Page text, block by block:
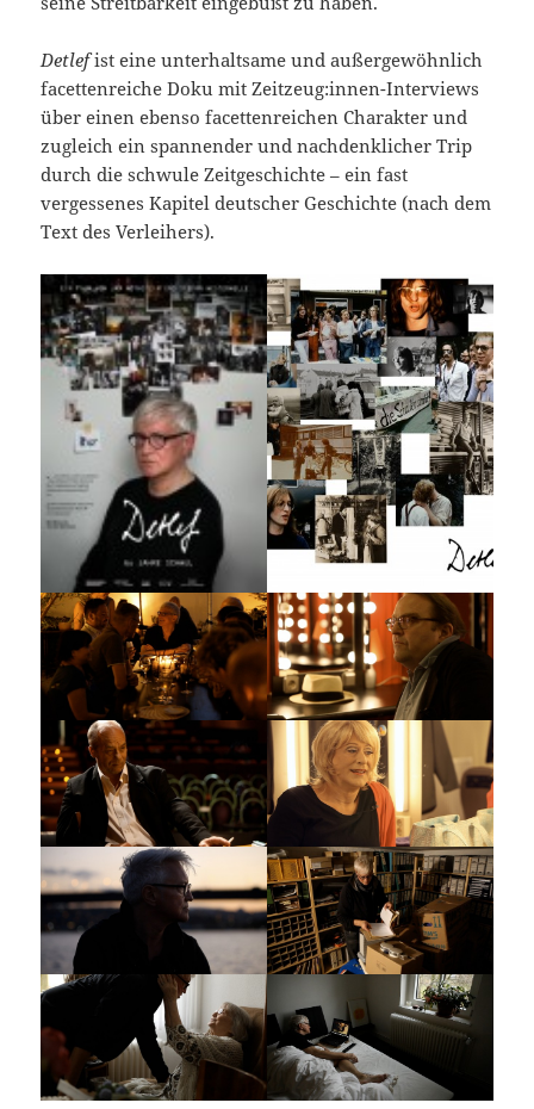
Detlefist eine unterhaltsame und außer­gewöhnlich
facettenreiche Doku mit Zeitzeug:innen-Interviews
über einen ebenso facettenreichen Charak­ter und
zugleich ein spannender und nachdenklicher Trip
durch die schwule Zeitgeschichte – ein fast
vergessenes Kapitel deutscher Geschichte (nach dem
Text des Verleihers).